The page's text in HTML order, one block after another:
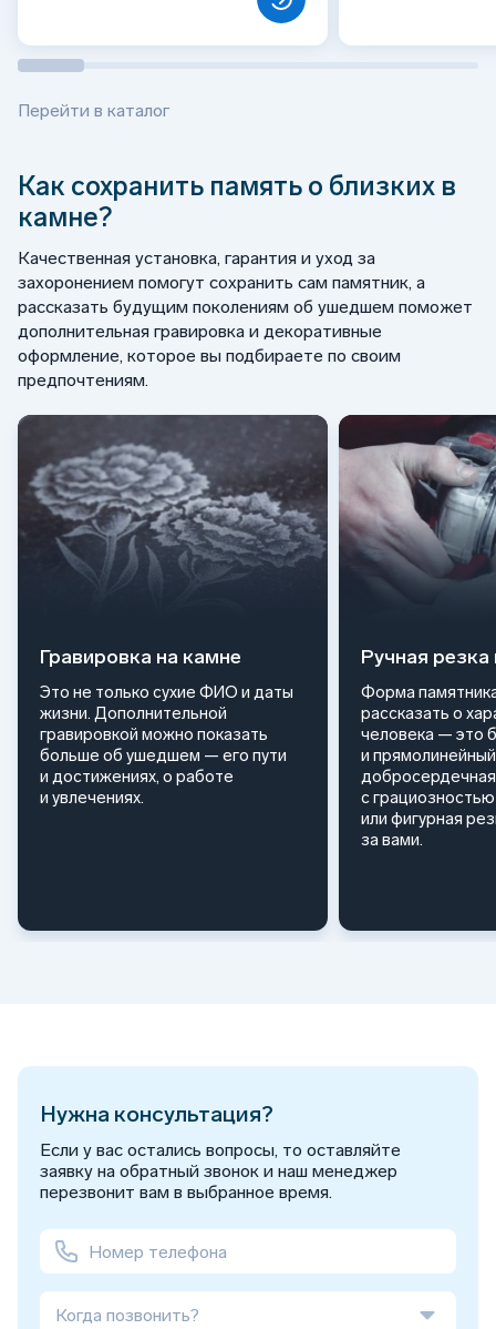
Перейти в каталог
Как сохранить память о близких в
камне?
Качественная установка, гарантия и уход за
захоронением помогут сохранить сам памятник, а
рассказать будущим поколениям об ушедшем поможет
дополнительная гравировка и декоративные
оформление, которое вы подбираете по своим
предпочтениям.
Гравировка на камне
Это не только сухие ФИО и даты
жизни. Дополнительной
гравировкой можно показать
больше об ушедшем — его пути
и достижениях, о работе
и увлечениях.
Ручная
Форма
рассказать о
человека — это
и
с
или фигурная
за вами.
Нужна консультация?
Если у вас остались вопросы, то оставляйте
заявку на обратный звонок и наш менеджер
перезвонит вам в выбранное время.
Когда позвонить?